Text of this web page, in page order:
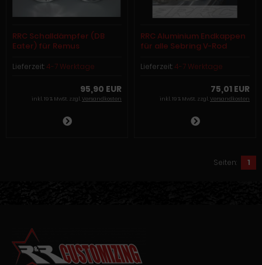
RRC Schalldämpfer (DB
Eater) für Remus
S040
Lieferzeit: 4-7 Werktage
95,90 EUR
inkl. 19 % MwSt. zzgl.Versandkosten
RRC Aluminium Endkappen
für alle Sebring V-Rod
Kitt inkl. V2A Schrauben
Lieferzeit: 4-7 Werktage
75,01 EUR
inkl. 19 % MwSt. zzgl.Versandkosten
Seiten: 1